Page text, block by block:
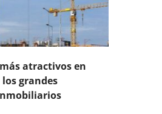
atractivos en
los grandes